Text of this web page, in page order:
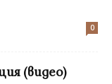
0
(видео)